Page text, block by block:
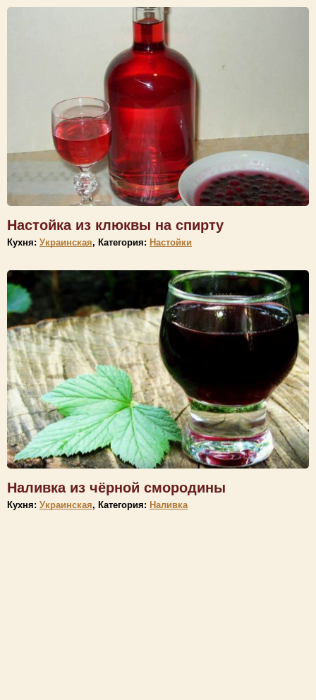
Настойка из клюквы на спирту
Кухня: Украинская, Категория: Настойки
Наливка из чёрной смородины
Кухня: Украинская, Категория: Наливка